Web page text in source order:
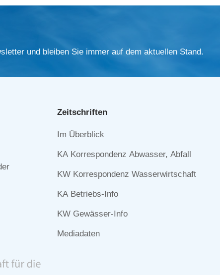
und bleiben Sie immer auf dem aktuellen Stand.
Zeitschriften
Navigation
Im Überblick
KA Korrespondenz Abwasser, Abfall
KW Korrespondenz Wasserwirtschaft
KA Betriebs-Info
KW Gewässer-Info
Mediadaten